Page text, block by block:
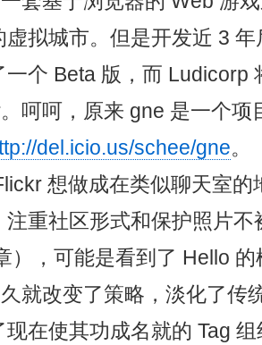
虚拟城市。但是开发近 3
一个 Beta 版，而 Ludicorp
呵呵，原来 gne 是一个项
del.icio.us/schee/gne。
想做成在类似聊天室的
注重社区形式和保护照片
），可能是看到了 Hello
就改变了策略，淡化了传
现在使其功成名就的 Tag